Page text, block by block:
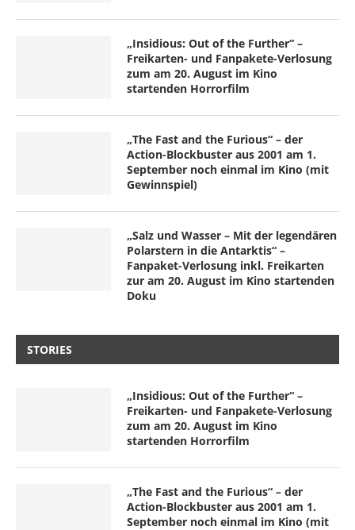
„Insidious: Out of the Further“ –
Freikarten- und Fanpakete-Verlosung
zum am 20. August im Kino
startenden Horrorfilm
„The Fast and the Furious“ – der
Action-Blockbuster aus 2001 am 1.
September noch einmal im Kino (mit
Gewinnspiel)
„Salz und Wasser – Mit der legendären
Polarstern in die Antarktis“ –
Fanpaket-Verlosung inkl. Freikarten
zur am 20. August im Kino startenden
Doku
STORIES
„Insidious: Out of the Further“ –
Freikarten- und Fanpakete-Verlosung
zum am 20. August im Kino
startenden Horrorfilm
„The Fast and the Furious“ – der
Action-Blockbuster aus 2001 am 1.
September noch einmal im Kino (mit